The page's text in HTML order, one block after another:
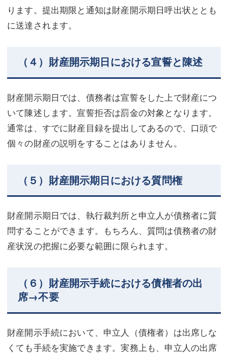
ります。提出期限と通知は財産開示期日呼出状ととも
に送達されます。
（４）財産開示期日における宣誓と陳述
財産開示期日では、債務者は宣誓をした上で財産につ
いて陳述します。宣誓拒否は罰金の対象となります。
通常は、すでに財産目録を提出してあるので、口頭で
個々の財産の説明をすることはありません。
（５）財産開示期日における質問権
財産開示期日では、執行裁判所と申立人が債務者に質
問することができます。もちろん、質問は債務者の財
産状況の把握に必要な範囲に限られます。
（６）財産開示手続における債権者の出
席→不要
財産開示手続において、申立人（債権者）は出席しな
くても手続を実施できます。実務上も、申立人の出席